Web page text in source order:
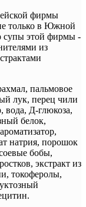
фирмы
только в Южной
супы этой фирмы -
из
пальмовое
лук, перец чили
вода, Д-глюкоза,
белок,
натрия, порошок
бобы,
экстракт из
токоферолы,